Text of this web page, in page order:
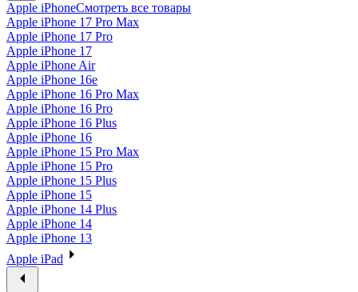
Apple iPhoneСмотреть все товары
Apple iPhone 17 Pro Max
Apple iPhone 17 Pro
Apple iPhone 17
Apple iPhone Air
Apple iPhone 16e
Apple iPhone 16 Pro Max
Apple iPhone 16 Pro
Apple iPhone 16 Plus
Apple iPhone 16
Apple iPhone 15 Pro Max
Apple iPhone 15 Pro
Apple iPhone 15 Plus
Apple iPhone 15
Apple iPhone 14 Plus
Apple iPhone 14
Apple iPhone 13
Apple iPad